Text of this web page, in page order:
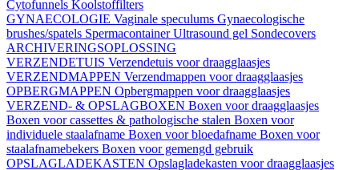
Cytofunnels Koolstoffilters
GYNAECOLOGIE Vaginale speculums Gynaecologische
brushes/spatels SpermacontainerUltrasound gel Sondecovers
ARCHIVERINGSOPLOSSING
VERZENDETUIS Verzendetuis voor draagglaasjes
VERZENDMAPPEN Verzendmappen voor draagglaasjes
OPBERGMAPPEN Opbergmappen voor draagglaasjes
VERZEND- & OPSLAGBOXEN Boxen voor draagglaasjes
Boxen voor cassettes & pathologische stalen Boxen voor
individuele staalafname Boxen voor bloedafname Boxen voor
staalafnamebekers Boxen voor gemengd gebruik
OPSLAGLADEKASTEN Opslagladekasten voor draagglaasjes